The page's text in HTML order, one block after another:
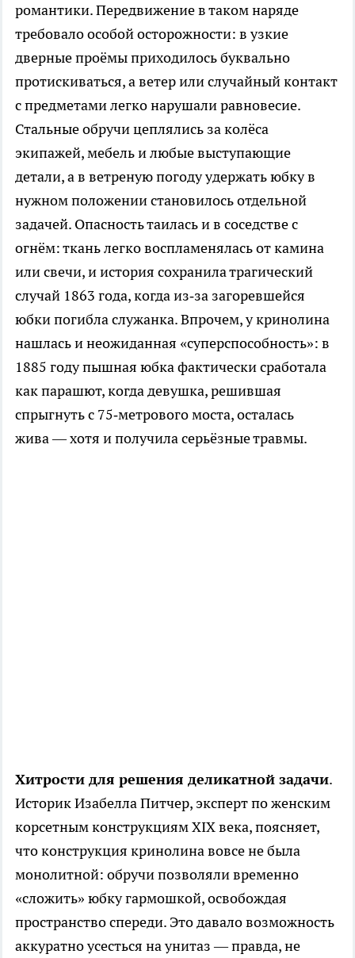
романтики. Передвижение в таком наряде
требовало особой осторожности: в узкие
дверные проёмы приходилось буквально
протискиваться, а ветер или случайный контакт
с предметами легко нарушали равновесие.
Стальные обручи цеплялись за колёса
экипажей, мебель и любые выступающие
детали, а в ветреную погоду удержать юбку в
нужном положении становилось отдельной
задачей. Опасность таилась и в соседстве с
огнём: ткань легко воспламенялась от камина
или свечи, и история сохранила трагический
случай 1863 года, когда из‑за загоревшейся
юбки погибла служанка. Впрочем, у кринолина
нашлась и неожиданная «суперспособность»: в
1885 году пышная юбка фактически сработала
как парашют, когда девушка, решившая
спрыгнуть с 75‑метрового моста, осталась
жива — хотя и получила серьёзные травмы.
Хитрости для решения деликатной задачи.
Историк Изабелла Питчер, эксперт по женским
корсетным конструкциям XIX века, поясняет,
что конструкция кринолина вовсе не была
монолитной: обручи позволяли временно
«сложить» юбку гармошкой, освобождая
пространство спереди. Это давало возможность
аккуратно усесться на унитаз — правда, не